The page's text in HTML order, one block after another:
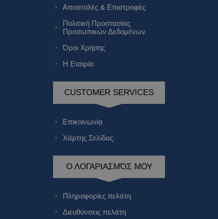
Αποστολές & Επιστροφές
Πολιτική Προστασίας
Προσωπικών Δεδομένων
Όροι Χρήσης
Η Εταιρία
CUSTOMER SERVICES
Επικοινωνία
Χάρτης Σελίδας
Ο ΛΟΓΑΡΙΑΣΜΌΣ ΜΟΥ
Πληροφορίες πελάτη
Διευθύνσεις πελάτη